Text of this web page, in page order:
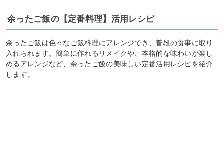
余ったご飯の【定番料理】活用レシピ
余ったご飯は色々なご飯料理にアレンジでき、普段の食事に取り
入れられます。簡単に作れるリメイクや、本格的な味わいが楽し
めるアレンジなど、余ったご飯の美味しい定番活用レシピを紹介
します。